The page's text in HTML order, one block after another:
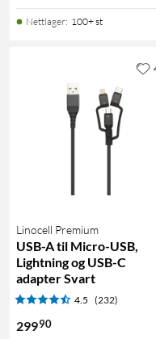
Nettlager: 100+ st
Linocell Premium
USB-A til Micro-USB,
Lightning og USB-C
adapter Svart
4.5 (232)
29990